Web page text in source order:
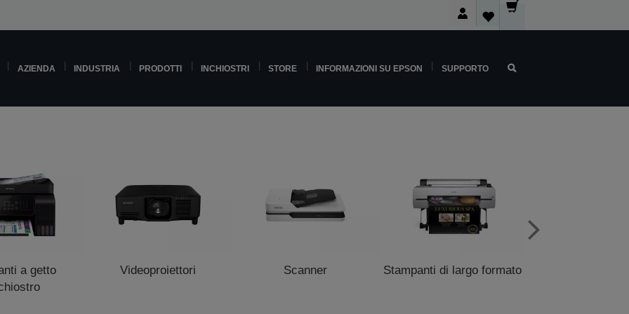
AZIENDA INDUSTRIA PRODOTTI INCHIOSTRI STORE INFORMAZIONI SU EPSON SUPPORTO
a getto
Videoproiettori Scanner Stampanti di largo formato